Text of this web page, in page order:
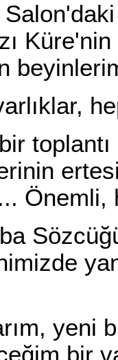
ilk
yeni bir
bir